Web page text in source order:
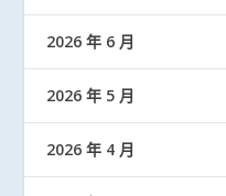
2026 年 6 月
2026 年 5 月
2026 年 4 月